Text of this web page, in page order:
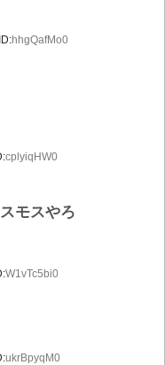
ID:hhgQafMo0
cplyiqHW0
モスやろ
W1vTc5bi0
ukrBpyqM0